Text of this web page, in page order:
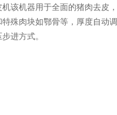
机该机器用于全面的猪肉去皮
特殊肉块如鄂骨等，厚度自动
进方式。